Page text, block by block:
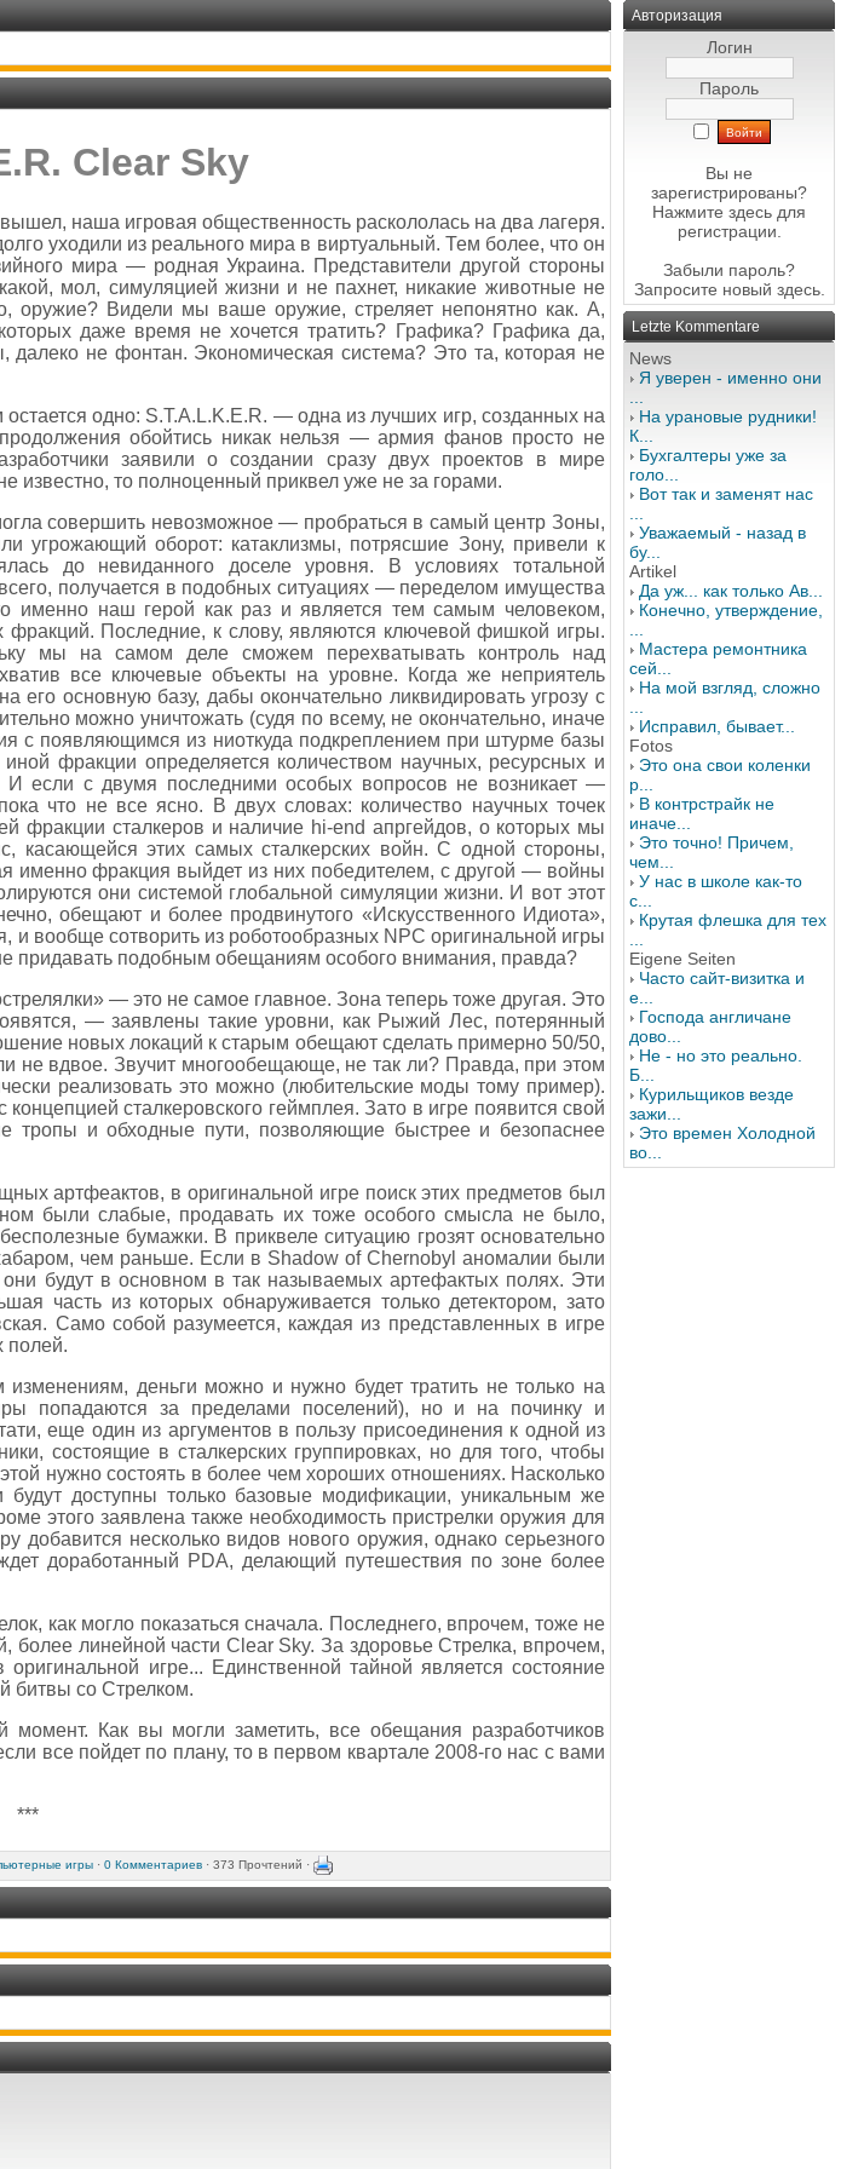
Clear Sky
наша игровая общественность раскололась на два лагеря.
уходили из реального мира в виртуальный. Тем более, что он
мира — родная Украина. Представители другой стороны
мол, симуляцией жизни и не пахнет, никакие животные не
оружие? Видели мы ваше оружие, стреляет непонятно как. А,
даже время не хочется тратить? Графика? Графика да,
далеко не фонтан. Экономическая система? Это та, которая не
одно: S.T.A.L.K.E.R. — одна из лучших игр, созданных на
обойтись никак нельзя — армия фанов просто не
заявили о создании сразу двух проектов в мире
известно, то полноценный приквел уже не за горами.
совершить невозможное — пробраться в самый центр Зоны,
угрожающий оборот: катаклизмы, потрясшие Зону, привели к
до невиданного доселе уровня. В условиях тотальной
получается в подобных ситуациях — переделом имущества
именно наш герой как раз и является тем самым человеком,
фракций. Последние, к слову, являются ключевой фишкой игры.
мы на самом деле сможем перехватывать контроль над
все ключевые объекты на уровне. Когда же неприятель
его основную базу, дабы окончательно ликвидировать угрозу с
можно уничтожать (судя по всему, не окончательно, иначе
с появляющимся из ниоткуда подкреплением при штурме базы
фракции определяется количеством научных, ресурсных и
И если с двумя последними особых вопросов не возникает —
что не все ясно. В двух словах: количество научных точек
фракции сталкеров и наличие hi-end апргейдов, о которых мы
касающейся этих самых сталкерских войн. С одной стороны,
именно фракция выйдет из них победителем, с другой — войны
они системой глобальной симуляции жизни. И вот этот
обещают и более продвинутого «Искусственного Идиота»,
и вообще сотворить из роботообразных NPC оригинальной игры
придавать подобным обещаниям особого внимания, правда?
— это не самое главное. Зона теперь тоже другая. Это
— заявлены такие уровни, как Рыжий Лес, потерянный
новых локаций к старым обещают сделать примерно 50/50,
не вдвое. Звучит многообещающе, не так ли? Правда, при этом
реализовать это можно (любительские моды тому пример).
сталкеровского геймплея. Зато в игре появится свой
тропы и обходные пути, позволяющие быстрее и безопаснее
артфеактов, в оригинальной игре поиск этих предметов был
были слабые, продавать их тоже особого смысла не было,
бумажки. В приквеле ситуацию грозят основательно
чем раньше. Если в Shadow of Chernobyl аномалии были
будут в основном в так называемых артефактых полях. Эти
часть из которых обнаруживается только детектором, зато
Само собой разумеется, каждая из представленных в игре
полей.
деньги можно и нужно будет тратить не только на
попадаются за пределами поселений), но и на починку и
еще один из аргументов в пользу присоединения к одной из
состоящие в сталкерских группировках, но для того, чтобы
нужно состоять в более чем хороших отношениях. Насколько
доступны только базовые модификации, уникальным же
этого заявлена также необходимость пристрелки оружия для
добавится несколько видов нового оружия, однако серьезного
доработанный PDA, делающий путешествия по зоне более
как могло показаться сначала. Последнего, впрочем, тоже не
линейной части Clear Sky. За здоровье Стрелка, впрочем,
игре... Единственной тайной является состояние
битвы со Стрелком.
Как вы могли заметить, все обещания разработчиков
все пойдет по плану, то в первом квартале 2008-го нас с вами
***
игры· 0 Комментариев· 373 Прочтений ·
Авторизация
Логин
Пароль
Вы не
зарегистрированы?
Нажмите здесь для
регистрации.
Забыли пароль?
Запросите новый здесь.
Letzte Kommentare
News
Я уверен - именно они
На урановые рудники!
К...
Бухгалтеры уже за
голо...
Вот так и заменят нас
Уважаемый - назад в
бу...
Artikel
Да уж... как только Ав...
Конечно, утверждение,
Мастера ремонтника
сей...
На мой взгляд, сложно
Исправил, бывает...
Fotos
Это она свои коленки
р...
В контрстрайк не
иначе...
Это точно! Причем,
чем...
У нас в школе как-то
с...
Крутая флешка для тех
Eigene Seiten
Часто сайт-визитка и
е...
Господа англичане
дово...
Не - но это реально.
Б...
Курильщиков везде
зажи...
Это времен Холодной
во...